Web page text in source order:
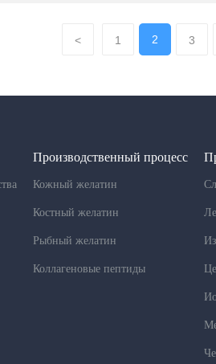
< 1 2 3
Производственный процесс
Кожный желатин
Костный желатин
Рыбный желатин
Коллагеновые пептиды